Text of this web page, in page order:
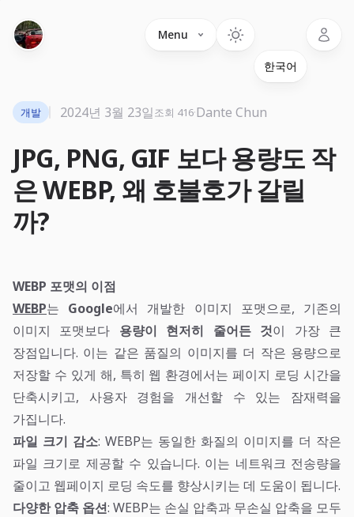
Menu
JPG, PNG, GIF 보다 용량도 작
은 WEBP, 왜 호불호가 갈릴
까?
개발 2024년 3월 23일조회 416·Dante Chun
WEBP 포맷의 이점
WEBP는 Google에서 개발한 이미지 포맷으로, 기존의
이미지 포맷보다 용량이 현저히 줄어든 것이 가장 큰
장점입니다. 이는 같은 품질의 이미지를 더 작은 용량으로
저장할 수 있게 해, 특히 웹 환경에서는 페이지 로딩 시간을
단축시키고, 사용자 경험을 개선할 수 있는 잠재력을
가집니다.
파일 크기 감소: WEBP는 동일한 화질의 이미지를 더 작은
파일 크기로 제공할 수 있습니다. 이는 네트워크 전송량을
줄이고 웹페이지 로딩 속도를 향상시키는 데 도움이 됩니다.
다양한 압축 옵션: WEBP는 손실 압축과 무손실 압축을 모두